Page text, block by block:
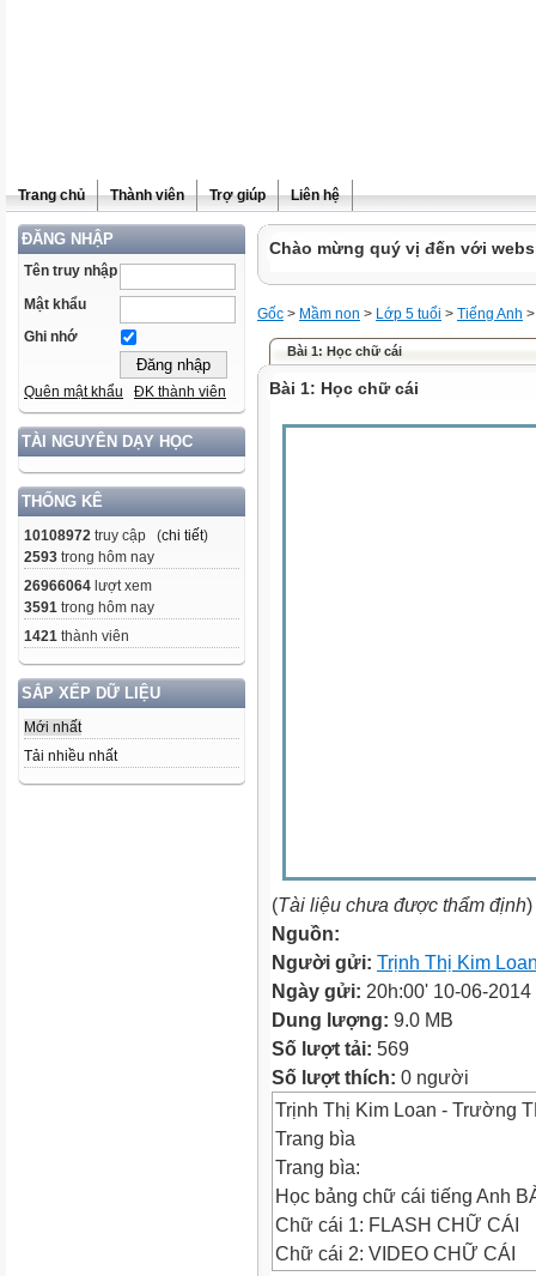
Trang chủ Thành viên Trợ giúp Liên hệ
ĐĂNG NHẬP
Tên truy nhập
Mật khẩu
Ghi nhớ
Quên mật khẩu ĐK thành viên
TÀI NGUYÊN DẠY HỌC
THỐNG KÊ
10108972 truy cập (chi tiết)
2593 trong hôm nay
26966064 lượt xem
3591 trong hôm nay
1421 thành viên
SẮP XẾP DỮ LIỆU
Mới nhất
Tải nhiều nhất
Chào mừng quý vị đến với
Gốc > Mầm non > Lớp 5 tuổi > Tiếng Anh >
Bài 1: Học chữ cái
Bài 1: Học chữ cái
(Tài liệu chưa được thẩm định)
Nguồn:
Người gửi: Trịnh Thị Kim
Ngày gửi: 20h:00' 10-06-2014
Dung lượng: 9.0 MB
Số lượt tải: 569
Số lượt thích: 0 người
Trịnh Thị Kim Loan - Trường
Trang bìa
Trang bìa:
Học bảng chữ cái tiếng Anh
Chữ cái 1: FLASH CHỮ CÁI
Chữ cái 2: VIDEO CHỮ CÁI